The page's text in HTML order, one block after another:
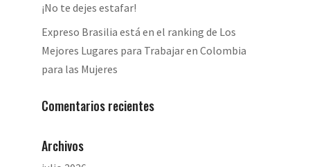
¡No te dejes estafar!
Expreso Brasilia está en el ranking de Los
Mejores Lugares para Trabajar en Colombia
para las Mujeres
Comentarios recientes
Archivos